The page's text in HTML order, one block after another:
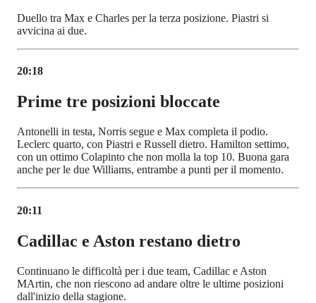
Duello tra Max e Charles per la terza posizione. Piastri si
avvicina ai due.
20:18
Prime tre posizioni bloccate
Antonelli in testa, Norris segue e Max completa il podio.
Leclerc quarto, con Piastri e Russell dietro. Hamilton settimo,
con un ottimo Colapinto che non molla la top 10. Buona gara
anche per le due Williams, entrambe a punti per il momento.
20:11
Cadillac e Aston restano dietro
Continuano le difficoltà per i due team, Cadillac e Aston
MArtin, che non riescono ad andare oltre le ultime posizioni
dall'inizio della stagione.